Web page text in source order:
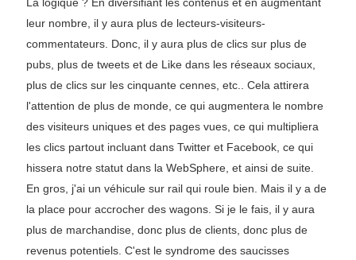
leur nombre, il y aura plus de lecteurs-visiteurs-
commentateurs. Donc, il y aura plus de clics sur plus de
pubs, plus de tweets et de Like dans les réseaux sociaux,
plus de clics sur les cinquante cennes, etc.. Cela attirera
l'attention de plus de monde, ce qui augmentera le nombre
des visiteurs uniques et des pages vues, ce qui multipliera
les clics partout incluant dans Twitter et Facebook, ce qui
hissera notre statut dans la WebSphere, et ainsi de suite.
En gros, j'ai un véhicule sur rail qui roule bien. Mais il y a de
la place pour accrocher des wagons. Si je le fais, il y aura
plus de marchandise, donc plus de clients, donc plus de
revenus potentiels. C'est le syndrome des saucisses